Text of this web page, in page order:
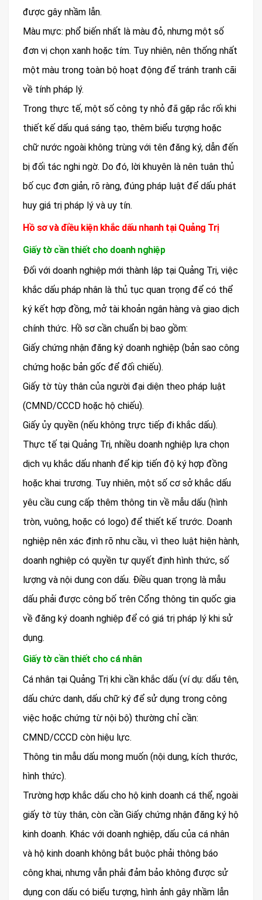
được gây nhầm lẫn.
Màu mực: phổ biến nhất là màu đỏ, nhưng một số
đơn vị chọn xanh hoặc tím. Tuy nhiên, nên thống nhất
một màu trong toàn bộ hoạt động để tránh tranh cãi
về tính pháp lý.
Trong thực tế, một số công ty nhỏ đã gặp rắc rối khi
thiết kế dấu quá sáng tạo, thêm biểu tượng hoặc
chữ nước ngoài không trùng với tên đăng ký, dẫn đến
bị đối tác nghi ngờ. Do đó, lời khuyên là nên tuân thủ
bố cục đơn giản, rõ ràng, đúng pháp luật để dấu phát
huy giá trị pháp lý và uy tín.
Hồ sơ và điều kiện khắc dấu nhanh tại Quảng Trị
Giấy tờ cần thiết cho doanh nghiệp
Đối với doanh nghiệp mới thành lập tại Quảng Trị, việc
khắc dấu pháp nhân là thủ tục quan trọng để có thể
ký kết hợp đồng, mở tài khoản ngân hàng và giao dịch
chính thức. Hồ sơ cần chuẩn bị bao gồm:
Giấy chứng nhận đăng ký doanh nghiệp (bản sao công
chứng hoặc bản gốc để đối chiếu).
Giấy tờ tùy thân của người đại diện theo pháp luật
(CMND/CCCD hoặc hộ chiếu).
Giấy ủy quyền (nếu không trực tiếp đi khắc dấu).
Thực tế tại Quảng Trị, nhiều doanh nghiệp lựa chọn
dịch vụ khắc dấu nhanh để kịp tiến độ ký hợp đồng
hoặc khai trương. Tuy nhiên, một số cơ sở khắc dấu
yêu cầu cung cấp thêm thông tin về mẫu dấu (hình
tròn, vuông, hoặc có logo) để thiết kế trước. Doanh
nghiệp nên xác định rõ nhu cầu, vì theo luật hiện hành,
doanh nghiệp có quyền tự quyết định hình thức, số
lượng và nội dung con dấu. Điều quan trọng là mẫu
dấu phải được công bố trên Cổng thông tin quốc gia
về đăng ký doanh nghiệp để có giá trị pháp lý khi sử
dụng.
Giấy tờ cần thiết cho cá nhân
Cá nhân tại Quảng Trị khi cần khắc dấu (ví dụ: dấu tên,
dấu chức danh, dấu chữ ký để sử dụng trong công
việc hoặc chứng từ nội bộ) thường chỉ cần:
CMND/CCCD còn hiệu lực.
Thông tin mẫu dấu mong muốn (nội dung, kích thước,
hình thức).
Trường hợp khắc dấu cho hộ kinh doanh cá thể, ngoài
giấy tờ tùy thân, còn cần Giấy chứng nhận đăng ký hộ
kinh doanh. Khác với doanh nghiệp, dấu của cá nhân
và hộ kinh doanh không bắt buộc phải thông báo
công khai, nhưng vẫn phải đảm bảo không được sử
dụng con dấu có biểu tượng, hình ảnh gây nhầm lẫn